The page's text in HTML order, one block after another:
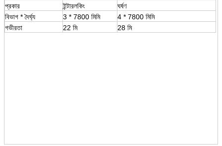
প্রকার
ইন্টারলকিং
ঘর্ষণ
বিভাগ * দৈর্ঘ্য
3 * 7800 মিমি
4 * 7800 মিমি
গভীরতা
22 মি 28 মি